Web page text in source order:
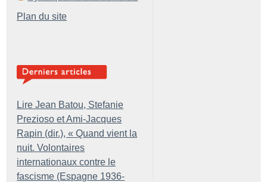
Plan du site
Lire Jean Batou, Stefanie
Prezioso et Ami-Jacques
Rapin (dir.), « Quand vient la
nuit. Volontaires
internationaux contre le
fascisme (Espagne 1936-